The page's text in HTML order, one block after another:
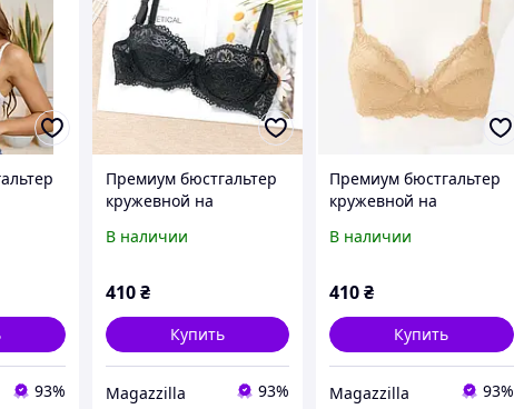
93%
Премиум бюстгальтер
кружевной на
бежевый, белый,
В наличии
410₴
Купить
Magazzilla 93%
Премиум бюстгальтер
кружевной на
бежевый, белый,
В наличии
410₴
Купить
Magazzilla 93%